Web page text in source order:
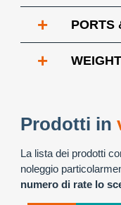
+ PORTS
+
Prodotti in
La lista dei prodotti
noleggio
numero di rate lo